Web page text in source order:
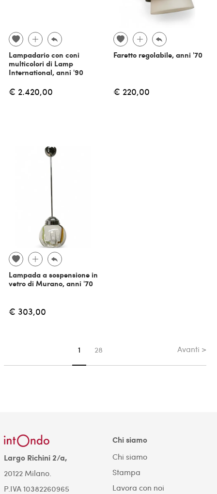
Lampadario con coni
multicolori di Lamp
International, anni '90
€ 2.420,00
Faretto regolabile, anni '70
€ 220,00
Lampada a sospensione in
vetro di Murano, anni '70
€ 303,00
Sei su pagina
1 28 Avanti >
Largo Richini 2/a,
20122 Milano.
P.IVA 10382260965
Chi siamo
Chi siamo
Stampa
Lavora con noi